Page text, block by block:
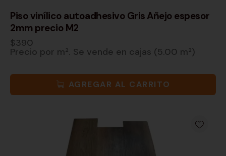
Piso vinílico autoadhesivo Gris Añejo espesor
2mm precio M2
$390
Precio por m². Se vende en cajas (5.00 m²)
AGREGAR AL CARRITO